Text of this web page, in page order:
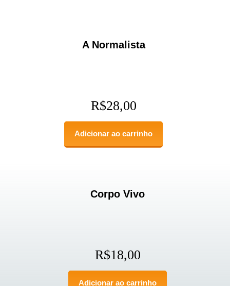
A Normalista
R$28,00
Adicionar ao carrinho
Corpo Vivo
R$18,00
Adicionar ao carrinho